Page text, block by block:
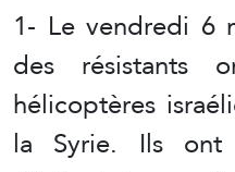
1- Le vendredi 6
des résistants
hélicoptères
la Syrie. Ils